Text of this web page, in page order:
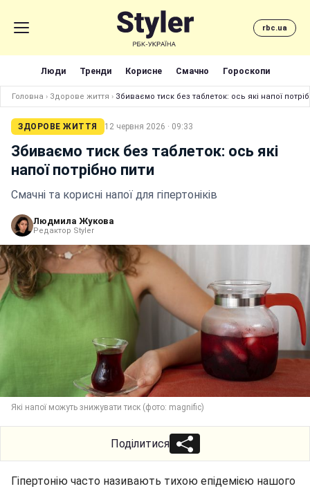
rbc.ua
Люди Тренди Корисне Смачно Гороскопи
Головна › Здорове життя › Збиваємо тиск без таблеток: ось які напої
ЗДОРОВЕ ЖИТТЯ 12 червня 2026 · 09:33
Збиваємо тиск без таблеток: ось які
напої потрібно пити
Смачні та корисні напої для гіпертоніків
Людмила Жукова
Редактор Styler
Які напої можуть знижувати тиск (фото: magnific)
Поділитися
Гіпертонію часто називають тихою епідемією нашого